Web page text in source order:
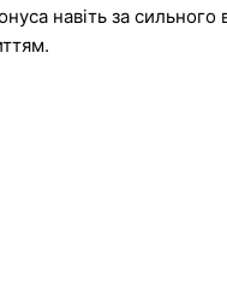
навіть за сильного